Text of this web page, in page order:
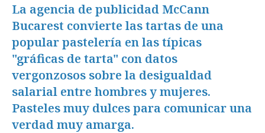
La agencia de publicidad McCann
Bucarest convierte las tartas de una
popular pastelería en las típicas
"gráficas de tarta" con datos
vergonzosos sobre la desigualdad
salarial entre hombres y mujeres.
Pasteles muy dulces para comunicar una
verdad muy amarga.